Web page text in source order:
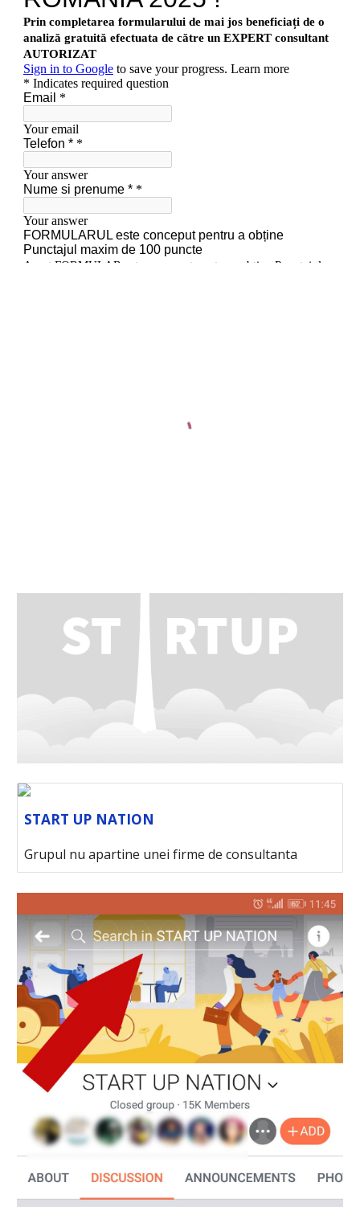
START UP NATION
Grupul nu apartine unei firme de consultanta